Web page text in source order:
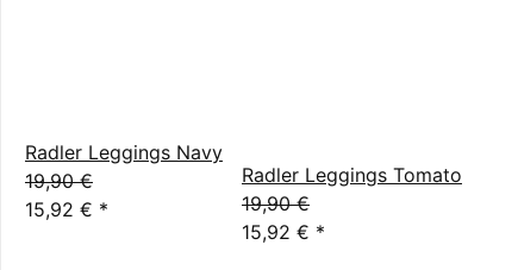
Radler Leggings Navy
19,90 €
15,92 € *
Radler Leggings Tomato
19,90 €
15,92 € *